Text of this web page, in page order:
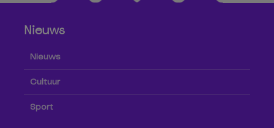
Nieuws
Nieuws
Cultuur
Sport